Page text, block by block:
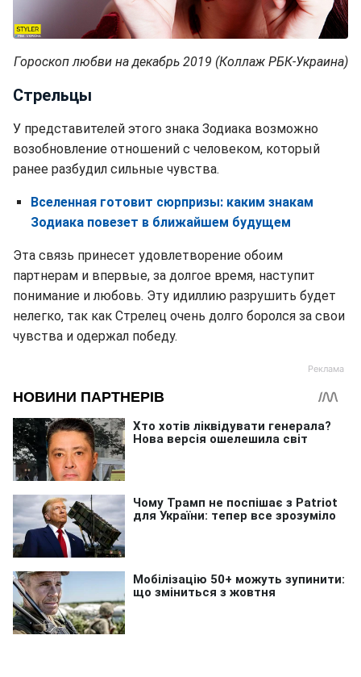
Гороскоп любви на декабрь 2019 (Коллаж РБК-Украина)
Стрельцы
У представителей этого знака Зодиака возможно
возобновление отношений с человеком, который
ранее разбудил сильные чувства.
Вселенная готовит сюрпризы: каким знакам
Зодиака повезет в ближайшем будущем
Эта связь принесет удовлетворение обоим
партнерам и впервые, за долгое время, наступит
понимание и любовь. Эту идиллию разрушить будет
нелегко, так как Стрелец очень долго боролся за свои
чувства и одержал победу.